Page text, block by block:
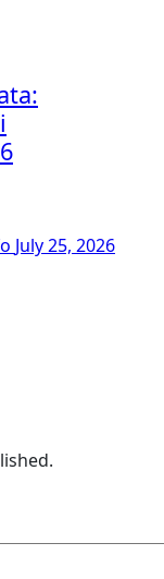
July 25, 2026